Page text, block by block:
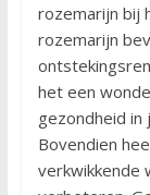
rozemarijn bij
rozemarijn
het een
gezondheid
Bovendien
verkwikkende